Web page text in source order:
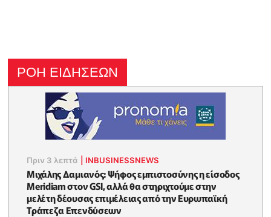
ΡΟΗ ΕΙΔΗΣΕΩΝ
Πριν 3 λεπτά INBUSINESSNEWS
Μιχάλης Δαμιανός: Ψήφος εμπιστοσύνης η είσοδος
Meridiam στον GSI, αλλά θα στηριχτούμε στην
μελέτη δέουσας επιμέλειας από την Ευρωπαϊκή
Τράπεζα Επενδύσεων